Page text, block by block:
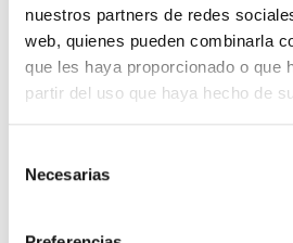
nuestros partners de redes
web, quienes pueden combinarla
que les haya proporcionado o que
partir del uso que haya hecho de
Necesarias